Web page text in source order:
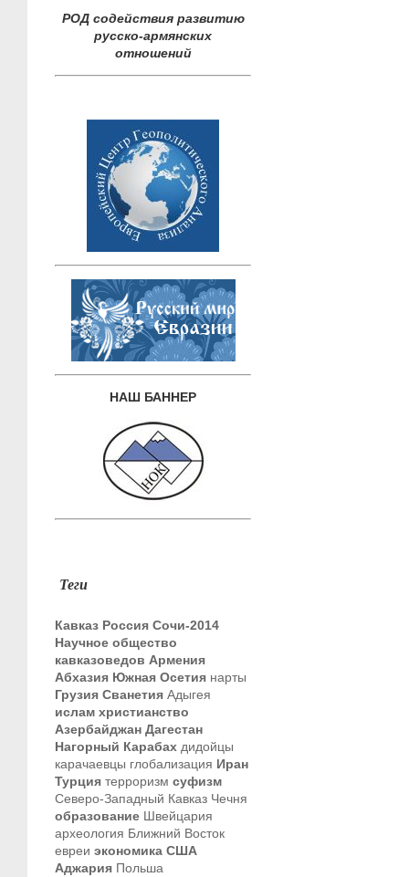
РОД содействия развитию
русско-армянских
отношений
НАШ БАННЕР
Теги
Кавказ Россия Сочи-2014
Научное общество
кавказоведов Армения
Абхазия Южная Осетия нарты
Грузия Сванетия Адыгея
ислам христианство
Азербайджан Дагестан
Нагорный Карабах дидойцы
карачаевцы глобализация Иран
Турция терроризм суфизм
Северо-Западный Кавказ Чечня
образование Швейцария
археология Ближний Восток
евреи экономика США
Аджария Польша